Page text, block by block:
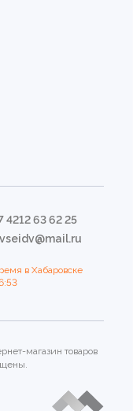
4212 63 62 25
в Хабаровске
магазин товаров